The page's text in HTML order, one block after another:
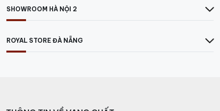
phục vụ trong một bình rượu nhỏ đến cỡ vừa được
ướp lạnh.
cần thiết, mặc dù bạn có thể sử dụng một bình ướp
lạnh nhỏ.
SHOWROOM HÀ NỘI 2
ROYAL STORE ĐÀ NẴNG